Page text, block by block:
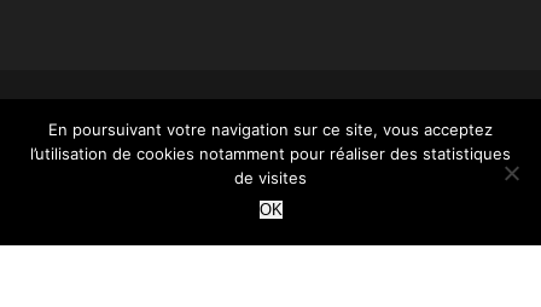
© MAISON CARDINET - FROMAGER AFFINEUR
- TOUS DROITS RÉSERVÉS - INTÉGRATION :
WANT
En poursuivant votre navigation sur ce site, vous acceptez
l’utilisation de cookies notamment pour réaliser des statistiques
de visites
OK